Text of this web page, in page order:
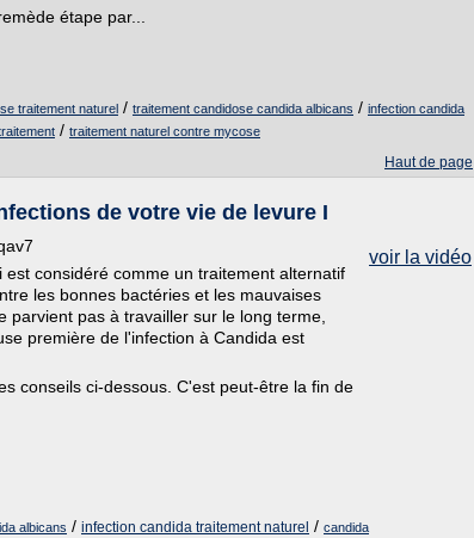
étape par...
traitement naturel / traitement candidose candida albicans / infection candida
/ traitement naturel contre mycose
Haut de page
de votre vie de levure I
voir la vidéo
considéré comme un traitement alternatif
les bonnes bactéries et les mauvaises
parvient pas à travailler sur le long terme,
première de l'infection à Candida est
conseils ci-dessous. C'est peut-être la fin de
albicans / infection candida traitement naturel / candida